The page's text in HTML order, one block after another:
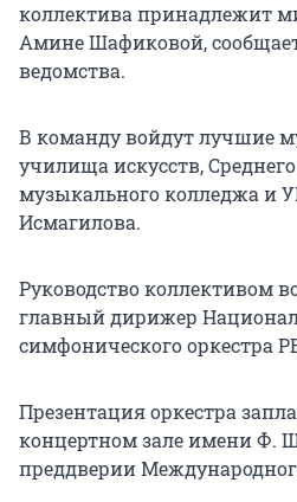
коллектива принадлежит
Амине Шафиковой,
ведомства.
В команду войдут лучшие
училища искусств,
музыкального колледжа и
Исмагилова.
Руководство коллективом
главный дирижер
симфонического оркестра
Презентация оркестра
концертном зале имени Ф.
преддверии